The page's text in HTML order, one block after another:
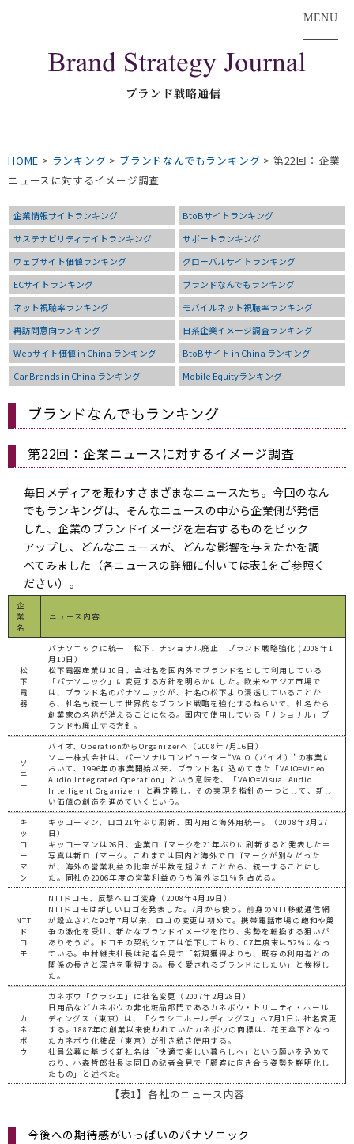
MENU
HOME > ランキング > ブランドなんでもランキング > 第22回：企業
ニュースに対するイメージ調査
企業情報サイトランキング
BtoBサイトランキング
サステナビリティサイトランキング
サポートランキング
ウェブサイト価値ランキング
グローバルサイトランキング
ECサイトランキング
ブランドなんでもランキング
ネット視聴率ランキング
モバイルネット視聴率ランキング
再訪問意向ランキング
日系企業イメージ調査ランキング
Webサイト価値 in China ランキング
BtoBサイト in China ランキング
Car Brands in China ランキング
Mobile Equityランキング
ブランドなんでもランキング
第22回：企業ニュースに対するイメージ調査
毎日メディアを賑わすさまざまなニュースたち。今回のなん
でもランキングは、そんなニュースの中から企業側が発信
した、企業のブランドイメージを左右するものをピック
アップし、どんなニュースが、どんな影響を与えたかを調
べてみました（各ニュースの詳細に付いては表1をご参照く
ださい）。
企
業
名
ニュース内容
松
下
電
器
パナソニックに統一 松下、ナショナル廃止 ブランド戦略強化 (2008年1
月10日）
松下電器産業は10日、会社名を国内外でブランド名として利用している
「パナソニック」に変更する方針を明らかにした。欧米やアジア市場で
は、ブランド名のパナソニックが、社名の松下より浸透していることか
ら、社名も統一して世界的なブランド戦略を強化するねらいで、社名から
創業家の名称が消えることになる。国内で使用している「ナショナル」ブ
ランドも廃止する方針。
ソ
ニ
ー
バイオ、OperationからOrganizerへ（2008年7月16日）
ソニー株式会社は、パーソナルコンピューター“VAIO（バイオ）”の事業に
おいて、1996年の事業開始以来、ブランド名に込めてきた「VAIO=Video
Audio Integrated Operation」という意味を、「VAIO=Visual Audio
Intelligent Organizer」と再定義し、その実現を指針の一つとして、新し
い価値の創造を進めていくという。
キ
ッ
コ
ー
マ
ン
キッコーマン、ロゴ21年ぶり刷新、国内用と海外用統一。（2008年3月27
日）
キッコーマンは26日、企業ロゴマークを21年ぶりに刷新すると発表した＝
写真は新ロゴマーク。これまでは国内と海外でロゴマークが別々だった
が、海外の営業利益の比率が半数を超えたことから、統一することにし
た。同社の2006年度の営業利益のうち海外は51％を占める。
NTT
ド
コ
モ
NTTドコモ、反撃へロゴ変身（2008年4月19日）
NTTドコモは新しいロゴを発表した。7月から使う。前身のNTT移動通信網
が設立された92年7月以来、ロゴの変更は初めて。携帯電話市場の飽和や競
争の激化を受け、新たなブランドイメージを作り、劣勢を転換する狙いが
ありそうだ。ドコモの契約シェアは低下しており、07年度末は52％になっ
ている。中村維夫社長は記者会見で「新規獲得よりも、既存の利用者との
関係の長さと深さを重視する。長く愛されるブランドにしたい」と挨拶し
た。
カ
ネ
ボ
ウ
カネボウ「クラシエ」に社名変更（2007年2月28日）
日用品などカネボウの非化粧品部門であるカネボウ・トリニティ・ホール
ディングス（東京）は、「クラシエホールディングス」へ7月1日に社名変更
する。1887年の創業以来使われていたカネボウの商標は、花王傘下となっ
たカネボウ化粧品（東京）が引き続き使用する。
社員公募に基づく新社名は「快適で楽しい暮らしへ」という願いを込めて
おり、小森哲郎社長は同日の記者会見で「顧客に向き合う姿勢を鮮明化し
たもの」と述べた。
【表1】各社のニュース内容
今後への期待感がいっぱいのパナソニック